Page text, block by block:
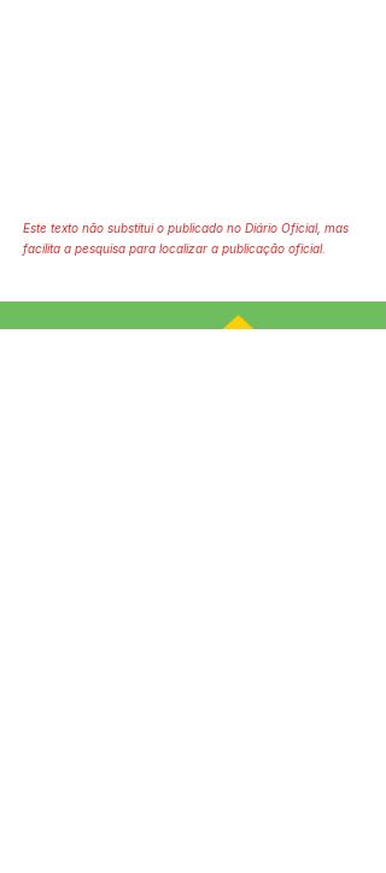
Este texto não substitui o publicado no Diário Oficial, mas
facilita a pesquisa para localizar a publicação oficial.